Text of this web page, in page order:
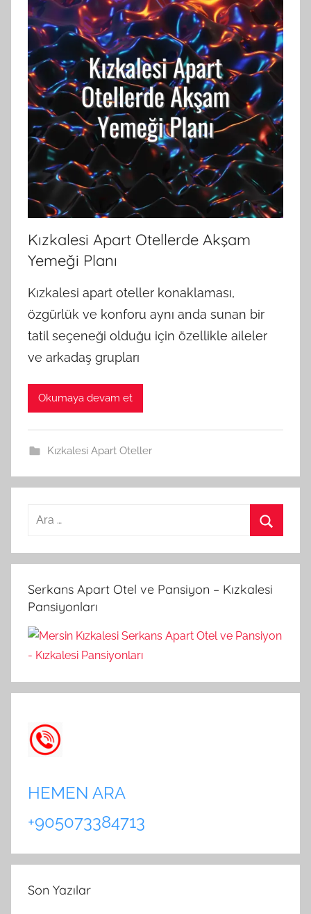
Kızkalesi Apart Otellerde Akşam
Yemeği Planı
Kızkalesi apart oteller konaklaması,
özgürlük ve konforu aynı anda sunan bir
tatil seçeneği olduğu için özellikle aileler
ve arkadaş grupları
Okumaya devam et
Kızkalesi Apart Oteller
a
a
:
r
a
Serkans Apart Otel ve Pansiyon – Kızkalesi
Pansiyonları
HEMEN ARA
+905073384713
Son Yazılar